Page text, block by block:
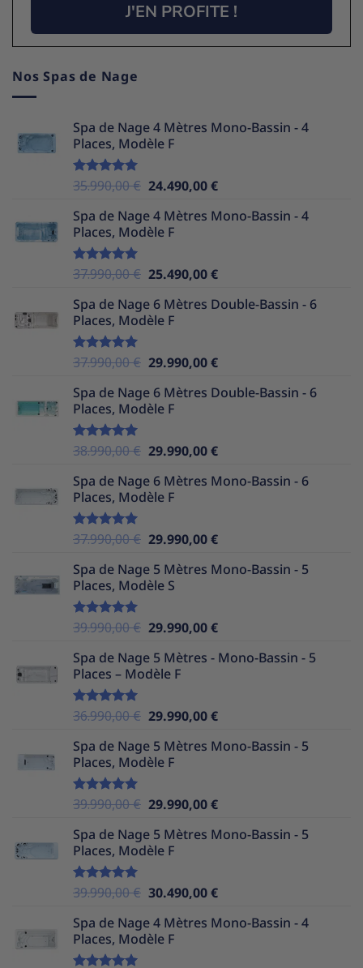
J'EN PROFITE !
Nos Spas de Nage
Spa de Nage 4 Mètres Mono-Bassin - 4
Places, Modèle F
Note5.00
35.990,00€ Le
initial
était :
24.490,00€Le
actuel
Spa de Nage 4 Mètres Mono-Bassin - 4
Places, Modèle F
Note5.00
37.990,00€ Le
initial
était :
25.490,00€Le
actuel
Spa de Nage 6 Mètres Double-Bassin - 6
Places, Modèle F
Note5.00
37.990,00€ Le
initial
était :
29.990,00€Le
actuel
Spa de Nage 6 Mètres Double-Bassin - 6
Places, Modèle F
Note5.00
38.990,00€ Le
initial
était :
29.990,00€Le
actuel
Spa de Nage 6 Mètres Mono-Bassin - 6
Places, Modèle F
Note5.00
37.990,00€ Le
initial
était :
29.990,00€Le
actuel
Spa de Nage 5 Mètres Mono-Bassin - 5
Places, Modèle S
Note5.00
39.990,00€ Le
initial
était :
29.990,00€Le
actuel
Spa de Nage 5 Mètres - Mono-Bassin - 5
Places – Modèle F
Note5.00
36.990,00€ Le
initial
était :
29.990,00€Le
actuel
Spa de Nage 5 Mètres Mono-Bassin - 5
Places, Modèle F
Note5.00
39.990,00€ Le
initial
était :
29.990,00€Le
actuel
Spa de Nage 5 Mètres Mono-Bassin - 5
Places, Modèle F
Note5.00
39.990,00€ Le
initial
était :
30.490,00€Le
actuel
Spa de Nage 4 Mètres Mono-Bassin - 4
Places, Modèle F